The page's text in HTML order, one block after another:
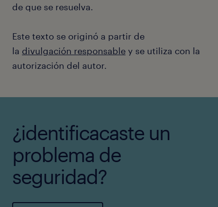
de que se resuelva.
Este texto se originó a partir de
la divulgación responsable y se utiliza con la
autorización del autor.
¿identificacaste un
problema de
seguridad?